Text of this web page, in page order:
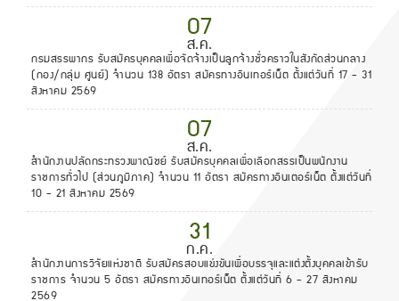
07
ส.ค.
กรมสรรพากร รับสมัครบุคคลเพื่อจัดจ้างเป็นลูกจ้างชั่วคราวในสังกัดส่วนกลาง
(กอง/กลุ่ม ศูนย์) จำนวน 138 อัตรา สมัครทางอินเทอร์เน็ต ตั้งแต่วันที่ 17 - 31
สิงหาคม 2569
07
ส.ค.
สำนักงานปลัดกระทรวงพาณิชย์ รับสมัครบุคคลเพื่อเลือกสรรเป็นพนักงาน
ราชการทั่วไป (ส่วนภูมิภาค) จำนวน 11 อัตรา สมัครทางอินเตอร์เน็ต ตั้งแต่วันที่
10 - 21 สิงหาคม 2569
31
ก.ค.
สำนักงานการวิจัยแห่งชาติ รับสมัครสอบแข่งขันเพื่อบรรจุและแต่งตั้งบุคคลเข้ารับ
ราชการ จำนวน 5 อัตรา สมัครทางอินเทอร์เน็ต ตั้งแต่วันที่ 6 - 27 สิงหาคม
2569